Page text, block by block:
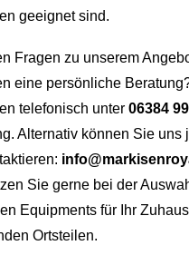
geeignet sind.
Fragen zu unserem
eine persönliche
telefonisch unter 06384
Alternativ können Sie uns
Sie gerne bei der
Equipments für Ihr
Ortsteilen.